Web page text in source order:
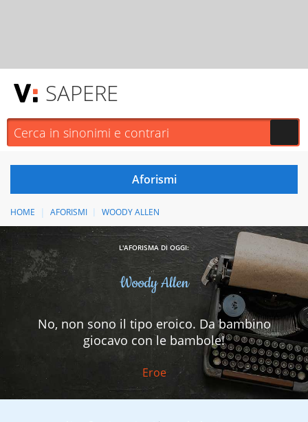
SAPERE
HOME AFORISMI WOODY ALLEN
L'AFORISMA DI OGGI:
Woody Allen
No, non sono il tipo eroico. Da bambino
giocavo con le bambole!
Eroe